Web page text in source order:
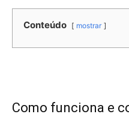
Conteúdo mostrar
Como funciona e